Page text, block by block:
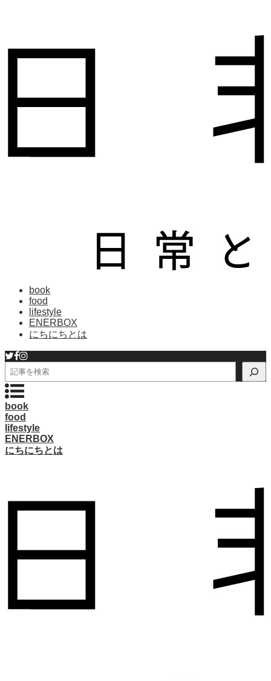
book
food
lifestyle
ENERBOX
にちにちとは
検
索
book
food
lifestyle
ENERBOX
にちにちとは